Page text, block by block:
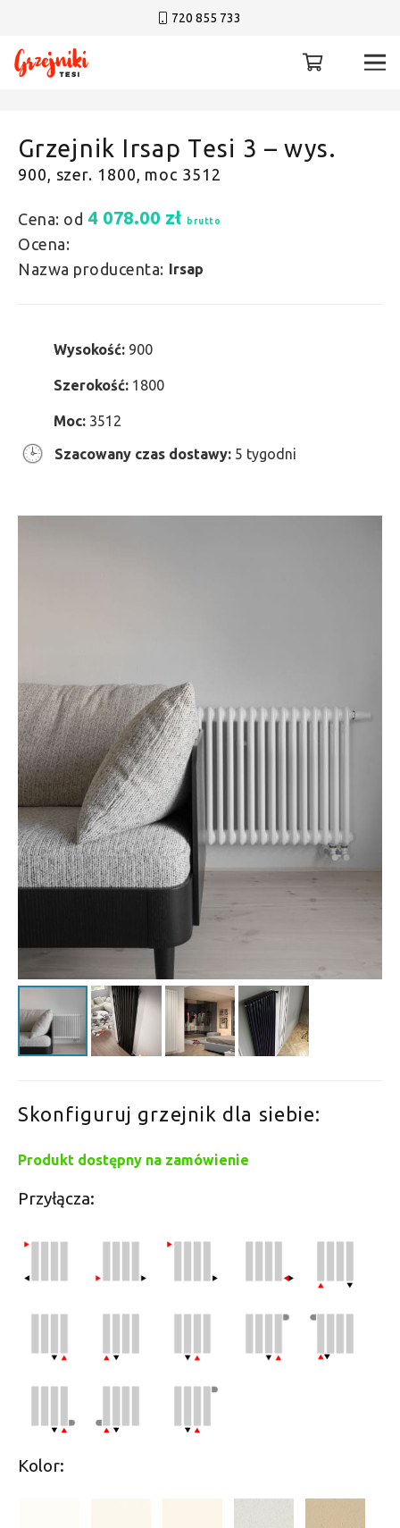
720 855 733
Grzejnik Irsap Tesi 3 – wys.
900, szer. 1800, moc 3512
Cena: od 4 078.00 zł brutto
Ocena:
Nazwa producenta: Irsap
Wysokość: 900
Szerokość: 1800
Moc: 3512
Szacowany czas dostawy: 5 tygodni
Skonfiguruj grzejnik dla siebie:
Produkt dostępny na zamówienie
Przyłącza:
Kolor: